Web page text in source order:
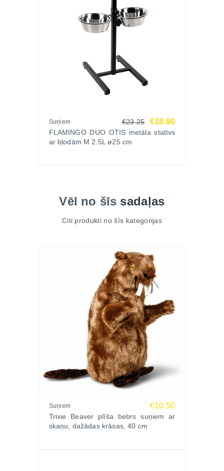
Suņiem €23.25 €18.60
FLAMINGO DUO OTIS metāla statīvs
ar bļodām M 2.5L ø25 cm
Vēl no šīs sadaļas
Citi produkti no šīs kategorijas
Suņiem €10.50
Trixie Beaver plīša bebrs suņiem ar
skaņu, dažādas krāsas, 40 cm